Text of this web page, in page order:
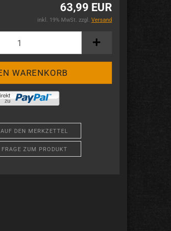
63,99 EUR
inkl. 19% MwSt. zzgl. Versand
AUF DEN MERKZETTEL
FRAGE ZUM PRODUKT